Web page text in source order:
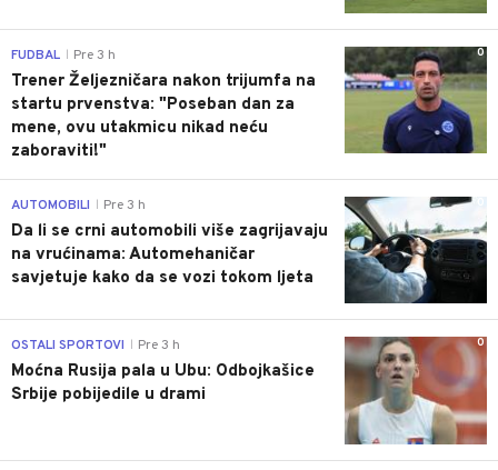
0
FUDBAL Pre 3 h
Trener Željezničara nakon trijumfa na
startu prvenstva: "Poseban dan za
mene, ovu utakmicu nikad neću
zaboraviti!"
0
AUTOMOBILI Pre 3 h
Da li se crni automobili više zagrijavaju
na vrućinama: Automehaničar
savjetuje kako da se vozi tokom ljeta
0
OSTALI SPORTOVI Pre 3 h
Moćna Rusija pala u Ubu: Odbojkašice
Srbije pobijedile u drami